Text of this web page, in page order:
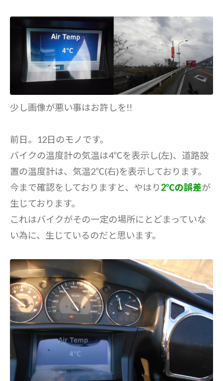
少し画像が悪い事はお許しを!!
前日。12日のモノです。
バイクの温度計の気温は4℃を表示し(左)、道路設
置の温度計は、気温2℃(右)を表示しております。
今まで確認をしておりますと、やはり2℃の誤差が
生じております。
これはバイクがその一定の場所にとどまっていな
い為に、生じているのだと思います。